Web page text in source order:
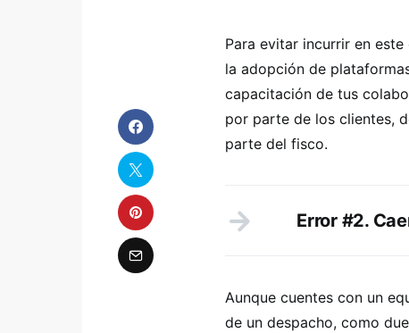
Para evitar incurrir en
la adopción de
capacitación de tus
por parte de los clientes,
parte del fisco.
Error #2.
Aunque cuentes con un
de un despacho, como